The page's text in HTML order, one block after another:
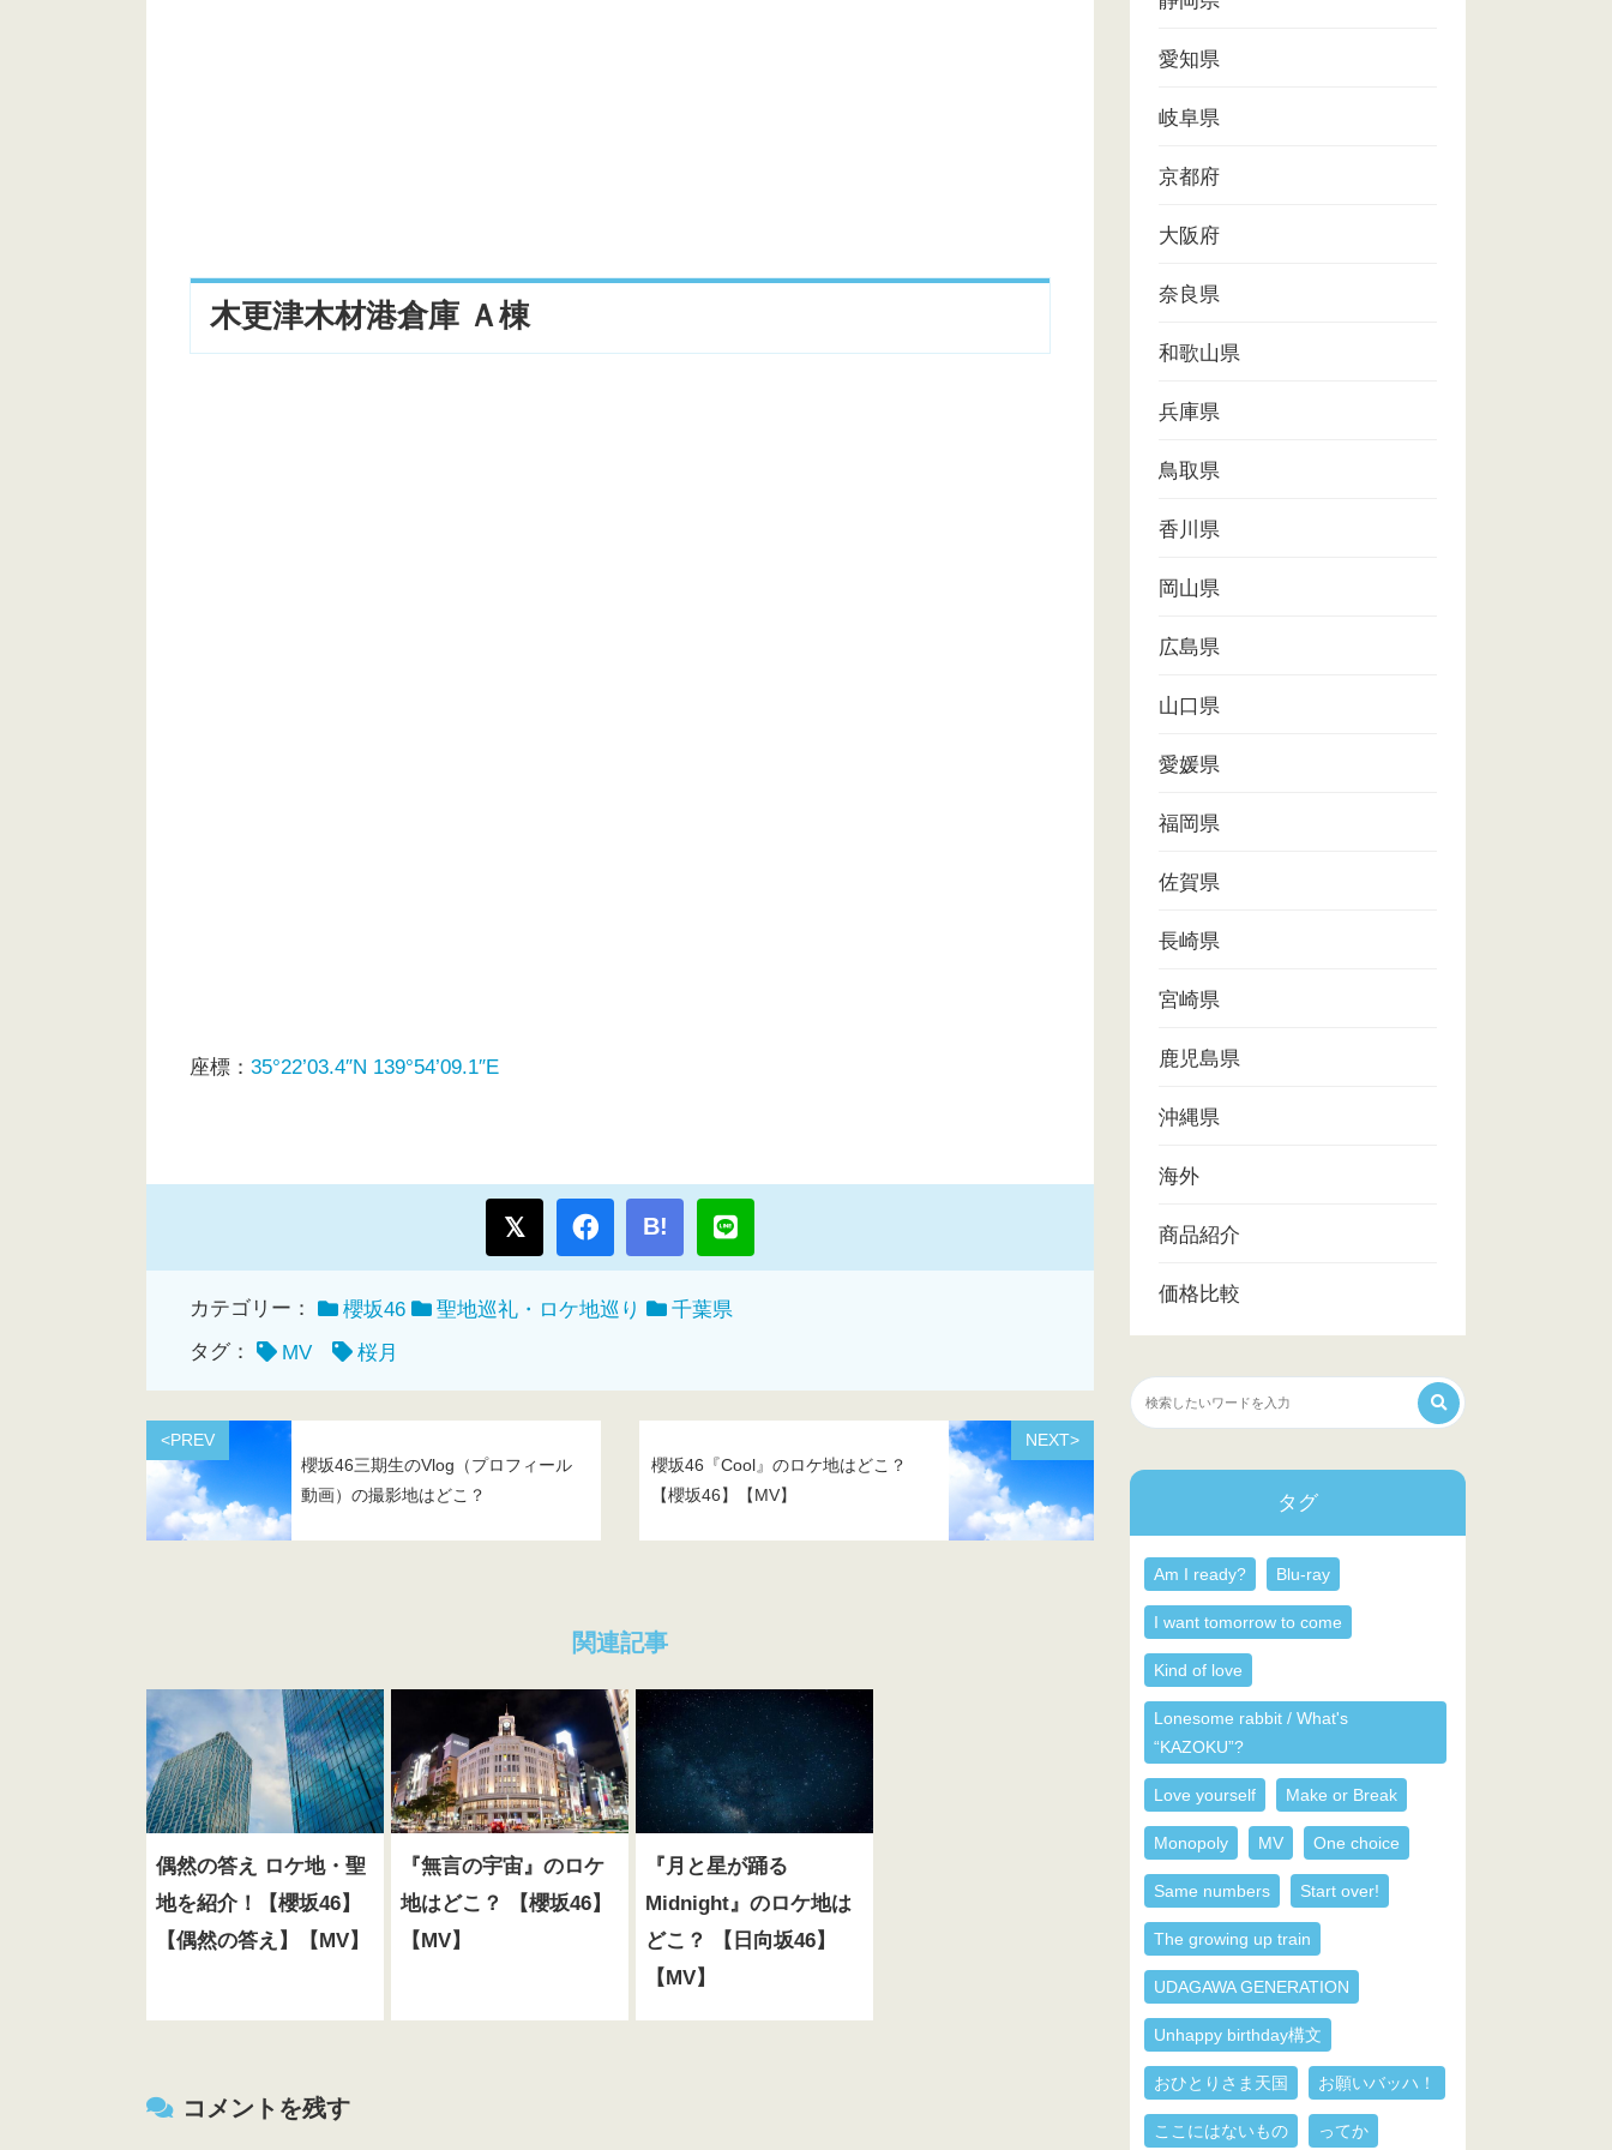
木更津木材港倉庫 Ａ棟
座標： 35°22’03.4″N 139°54’09.1″E
B!
カテゴリー： 櫻坂46 聖地巡礼・ロケ地巡り
千葉県
タグ：
MV 桜月
<PREV
櫻坂46三期生のVlog（プロフィール
動画）の撮影地はどこ？
NEXT>
櫻坂46『Cool』のロケ地はどこ？
【櫻坂46】【MV】
関連記事
偶然の答え ロケ地・聖
地を紹介！【櫻坂46】
【偶然の答え】【MV】
『無言の宇宙』のロケ
地はどこ？ 【櫻坂46】
【MV】
『月と星が踊る
Midnight』のロケ地は
どこ？ 【日向坂46】
【MV】
コメントを残す
愛知県
岐阜県
京都府
大阪府
奈良県
和歌山県
兵庫県
鳥取県
香川県
岡山県
広島県
山口県
愛媛県
福岡県
佐賀県
長崎県
宮崎県
鹿児島県
沖縄県
海外
商品紹介
価格比較
タグ
Am I ready? Blu-ray
I want tomorrow to come
Kind of love
Lonesome rabbit / What's
“KAZOKU”?
Love yourself Make or Break
Monopoly MV One choice
Same numbers Start over!
The growing up train
UDAGAWA GENERATION
Unhappy birthday構文
おひとりさま天国 お願いバッハ！
ここにはないもの ってか